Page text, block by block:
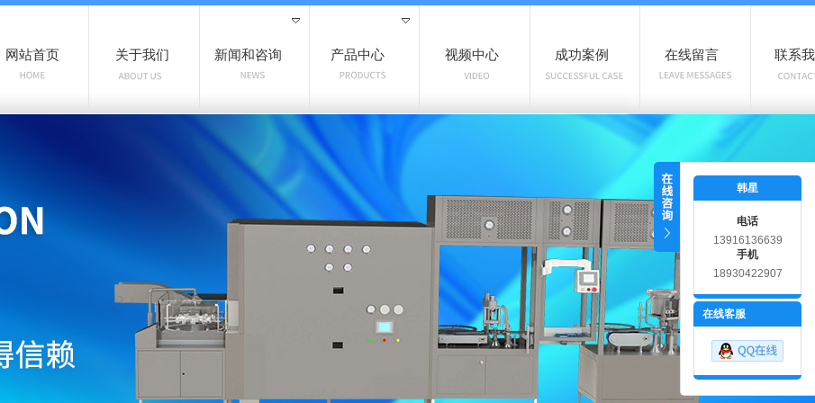
网站首页 关于我们 新闻和咨询 产品中心 视频中心 成功案例 在线留言 联系
韩星
电话
13916136639
手机
18930422907
在线客服